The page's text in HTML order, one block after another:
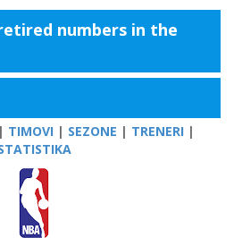
numbers in the
TIMOVI| SEZONE | TRENERI|